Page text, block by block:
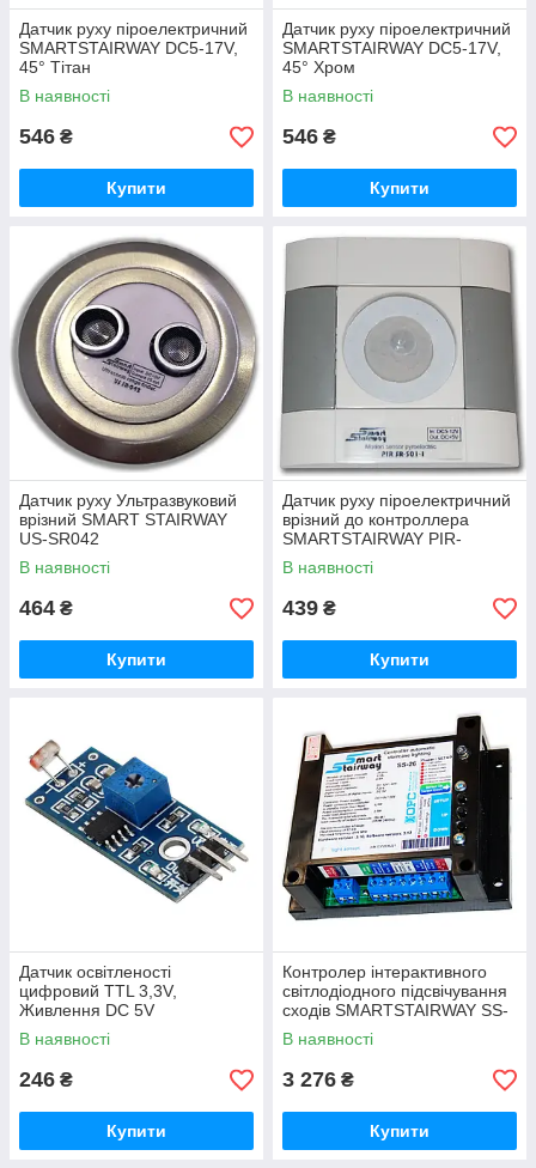
Датчик руху піроелектричний
SMARTSTAIRWAY DC5-17V,
45° Тітан
В наявності
546 ₴
Купити
Датчик руху піроелектричний
SMARTSTAIRWAY DC5-17V,
45° Хром
В наявності
546 ₴
Купити
Датчик руху Ультразвуковий
врізний SMART STAIRWAY
US-SR042
В наявності
464 ₴
Купити
Датчик руху піроелектричний
врізний до контроллера
SMARTSTAIRWAY PIR-
SR501, DC5-20V, Сигнал TTL
3,3V
В наявності
439 ₴
Купити
Датчик освітленості
цифровий TTL 3,3V,
Живлення DC 5V
В наявності
246 ₴
Купити
Контролер інтерактивного
світлодіодного підсвічування
сходів SMARTSTAIRWAY SS-
26
В наявності
3 276 ₴
Купити